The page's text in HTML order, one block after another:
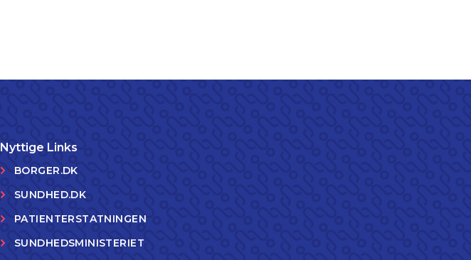
Nyttige Links
BORGER.DK
SUNDHED.DK
PATIENTERSTATNINGEN
SUNDHEDSMINISTERIET